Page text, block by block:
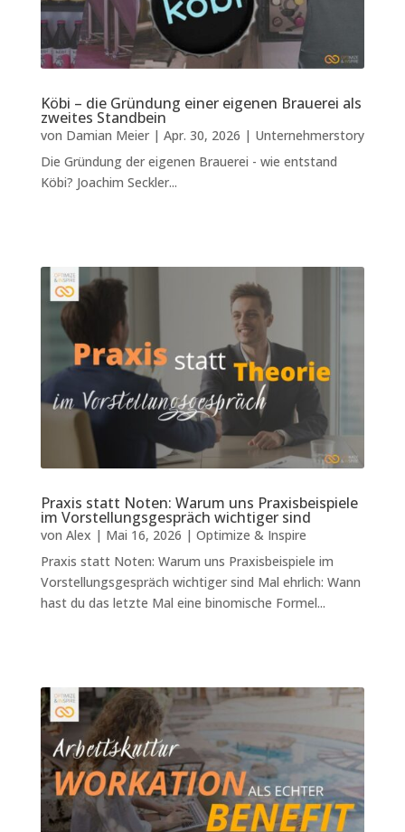
Köbi – die Gründung einer eigenen Brauerei als
zweites Standbein
von Damian Meier| Apr. 30, 2026 | Unternehmerstory
Die Gründung der eigenen Brauerei - wie entstand
Köbi? Joachim Seckler...
Praxis statt Noten: Warum uns Praxisbeispiele
im Vorstellungsgespräch wichtiger sind
von Alex | Mai 16, 2026 | Optimize & Inspire
Praxis statt Noten: Warum uns Praxisbeispiele im
Vorstellungsgespräch wichtiger sind Mal ehrlich: Wann
hast du das letzte Mal eine binomische Formel...